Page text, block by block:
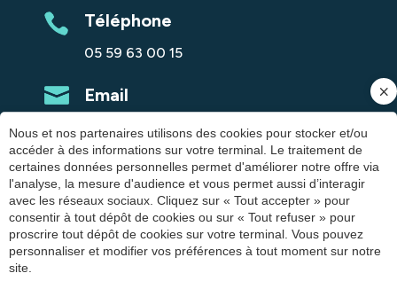
Téléphone
05 59 63 00 15
Email
contact@staterefinance.fr
LinkedIn
Suivez-nous
Nous et nos partenaires utilisons des cookies pour stocker et/ou
accéder à des informations sur votre terminal. Le traitement de
certaines données personnelles permet d'améliorer notre offre via
l'analyse, la mesure d'audience et vous permet aussi d’interagir
avec les réseaux sociaux. Cliquez sur « Tout accepter » pour
consentir à tout dépôt de cookies ou sur « Tout refuser » pour
proscrire tout dépôt de cookies sur votre terminal. Vous pouvez
personnaliser et modifier vos préférences à tout moment sur notre
site.